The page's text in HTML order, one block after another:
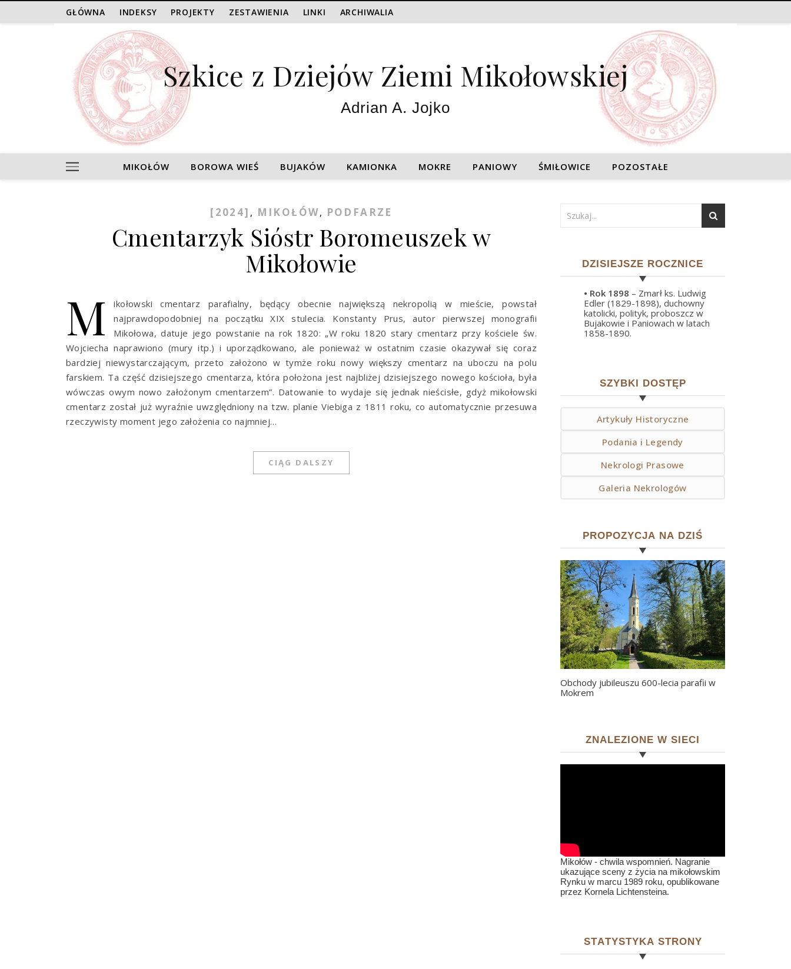
GŁÓWNA INDEKSY PROJEKTY ZESTAWIENIA LINKI ARCHIWALIA
Szkice z Dziejów Ziemi Mikołowskiej
Adrian A. Jojko
MIKOŁÓW BOROWA WIEŚ BUJAKÓW KAMIONKA MOKRE PANIOWY ŚMIŁOWICE POZOSTAŁE
[2024] , MIKOŁÓW, PODFARZE
Cmentarzyk Sióstr Boromeuszek w
Mikołowie
M
ikołowski cmentarz parafialny, będący obecnie największą nekropolią w mieście, powstał
najprawdopodobniej na początku XIX stulecia. Konstanty Prus, autor pierwszej monografii
Mikołowa, datuje jego powstanie na rok 1820: „W roku 1820 stary cmentarz przy kościele św.
Wojciecha naprawiono (mury itp.) i uporządkowano, ale ponieważ w ostatnim czasie okazywał się coraz
bardziej niewystarczającym, przeto założono w tymże roku nowy większy cmentarz na uboczu na polu
farskiem. Ta część dzisiejszego cmentarza, która położona jest najbliżej dzisiejszego nowego kościoła, była
wówczas owym nowo założonym cmentarzem”. Datowanie to wydaje się jednak nieścisłe, gdyż mikołowski
cmentarz został już wyraźnie uwzględniony na tzw. planie Viebiga z 1811 roku, co automatycznie przesuwa
rzeczywisty moment jego założenia co najmniej…
CIĄG DALSZY
DZISIEJSZE ROCZNICE
• Rok 1898 – Zmarł ks. Ludwig
Edler (1829-1898), duchowny
katolicki, polityk, proboszcz w
Bujakowie i Paniowach w latach
1858-1890.
SZYBKI DOSTĘP
Artykuły Historyczne
Podania i Legendy
Nekrologi Prasowe
Galeria Nekrologów
PROPOZYCJA NA DZIŚ
Obchody jubileuszu 600-lecia parafii w
Mokrem
ZNALEZIONE W SIECI
Mikołów - chwila wspomnień. Nagranie
ukazujące sceny z życia na mikołowskim
Rynku w marcu 1989 roku, opublikowane
przez Kornela Lichtensteina.
STATYSTYKA STRONY